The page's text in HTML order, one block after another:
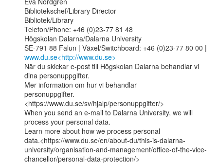
Bibliotekschef/Library Director
Bibliotek/Library
Telefon/Phone: +46 (0)23-77 81 48
Högskolan Dalarna/Dalarna University
www.du.se<http://www.du.se>
När du skickar e-post till Högskolan Dalarna behandlar vi
dina personuppgifter.
Mer information om hur vi behandlar
personuppgifter.
<https://www.du.se/sv/hjalp/personuppgifter/>
When you send an e-mail to Dalarna University, we will
process your personal data.
Learn more about how we process personal
data.<https://www.du.se/en/about-du/this-is-dalarna-
university/organisation-and-management/office-of-the-vice-
chancellor/personal-data-protection/>